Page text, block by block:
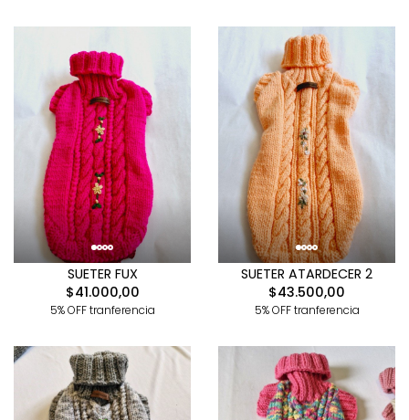
SUETER FUX
$41.000,00
5% OFF tranferencia
SUETER ATARDECER 2
$43.500,00
5% OFF tranferencia